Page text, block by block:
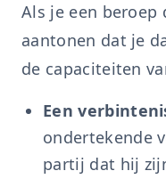
Als je een
aantonen dat je
de capaciteiten
Een
ondertekende
partij dat hij